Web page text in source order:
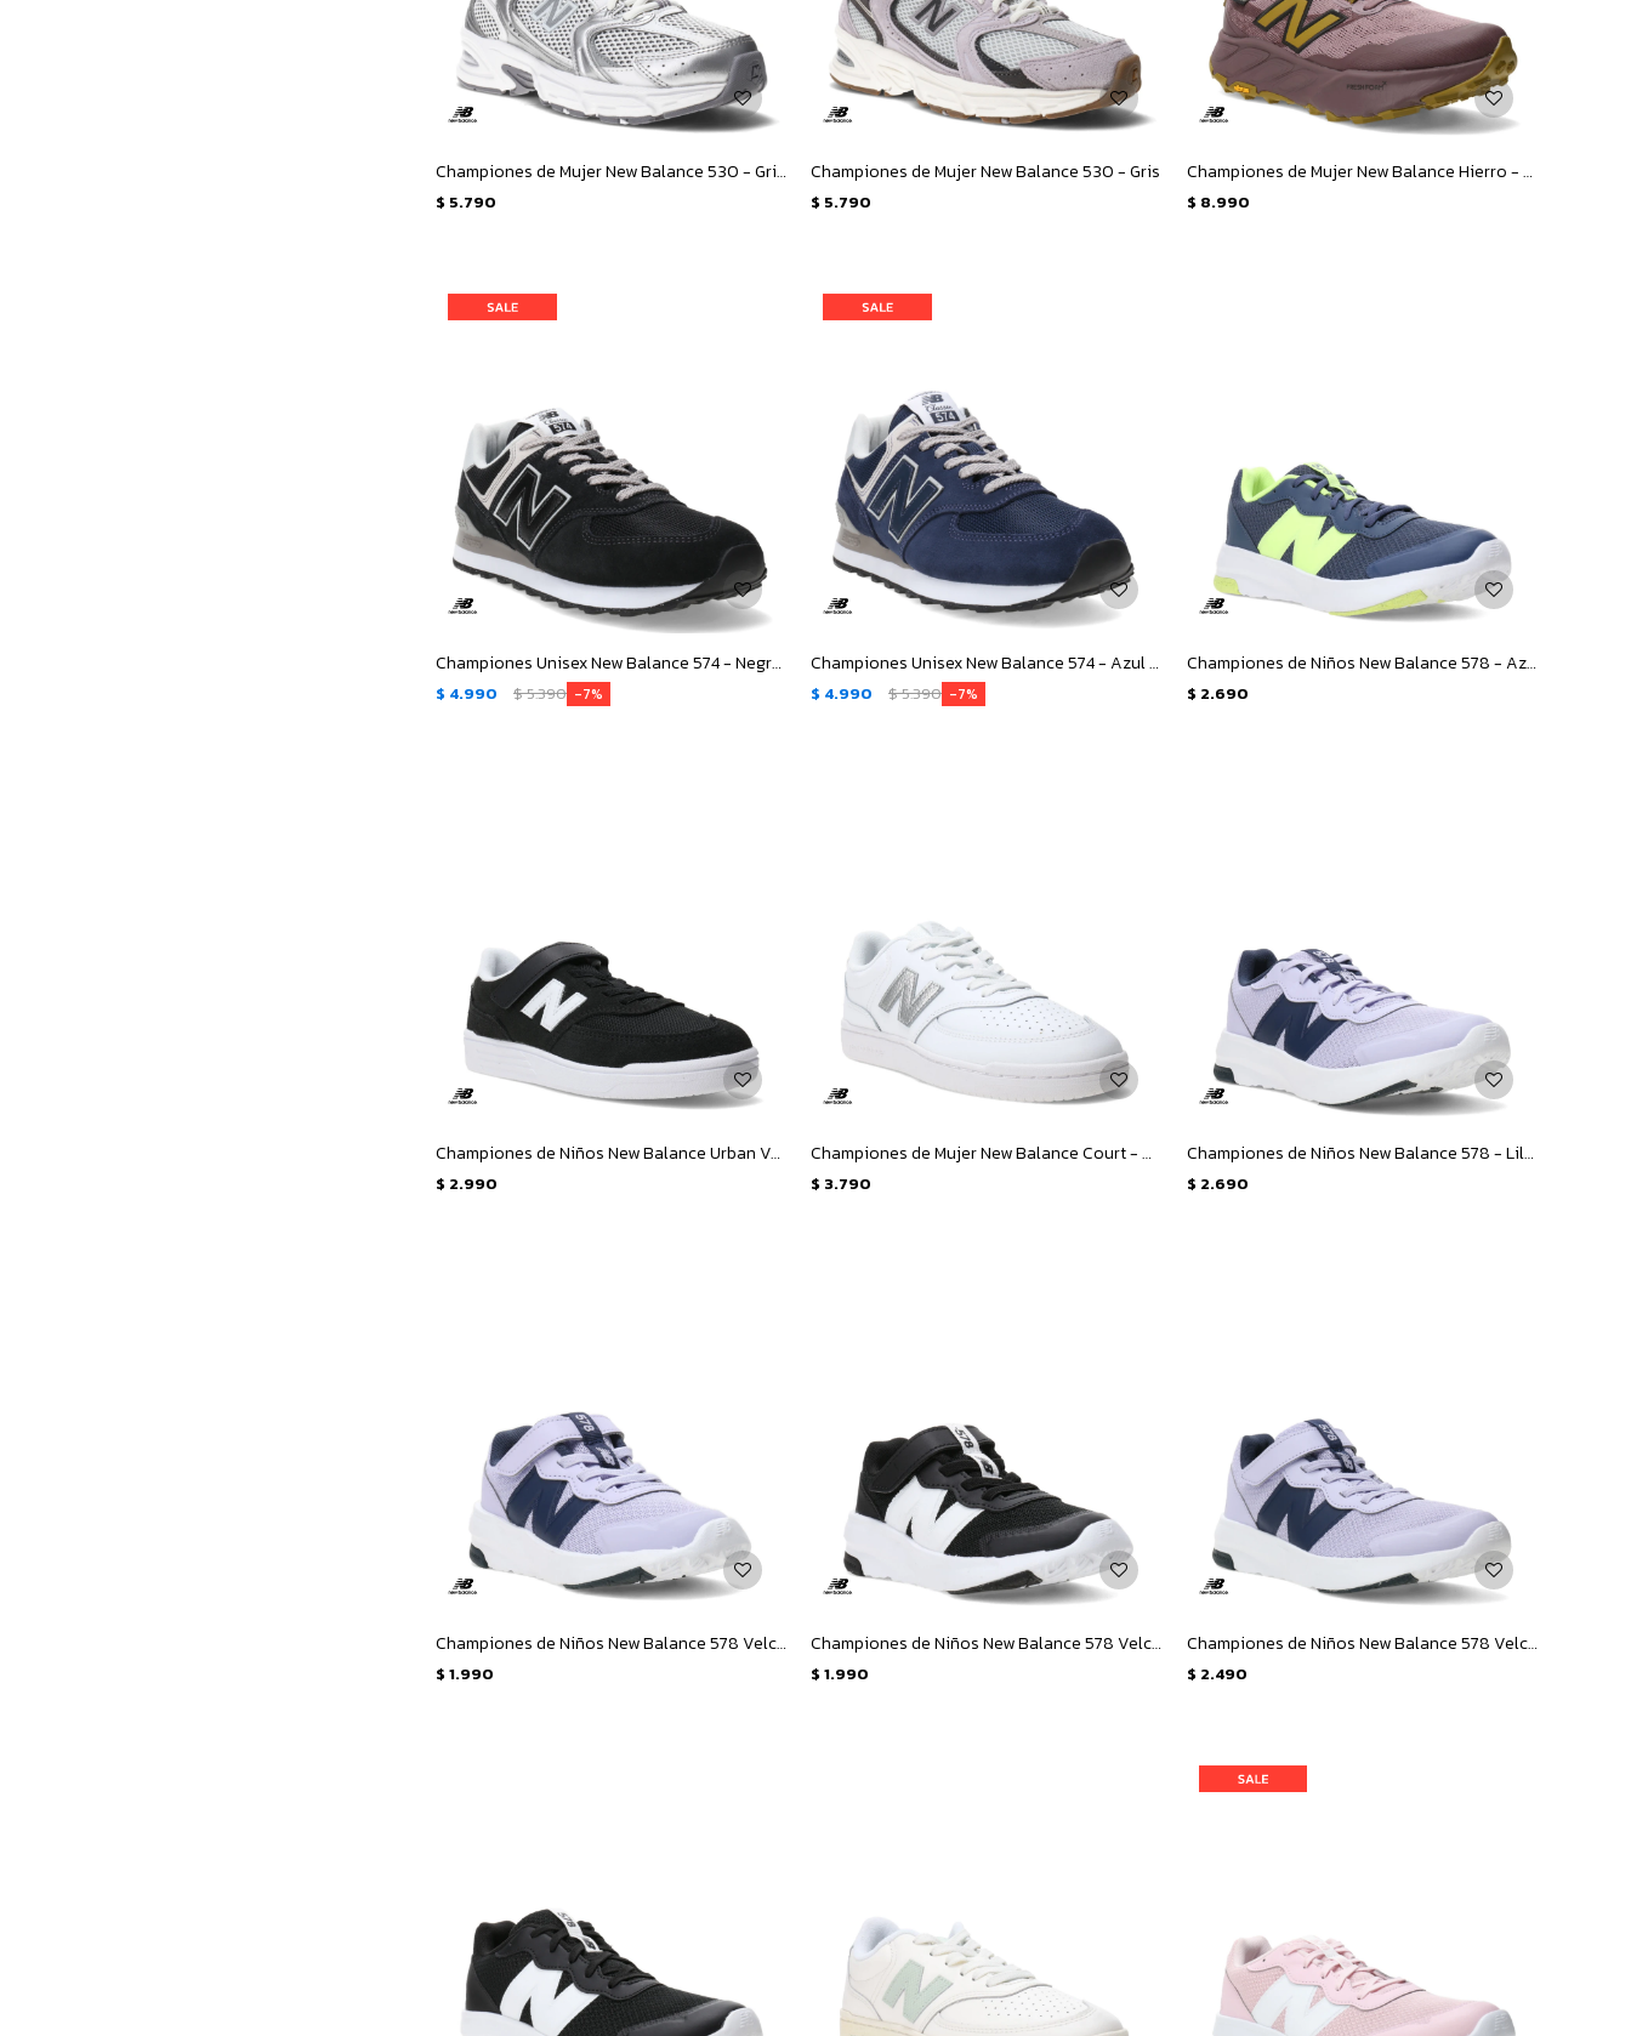
Championes de Mujer New Balance 530 - Gris Metalizado
$ 5.790
Championes de Mujer New Balance 530 - Gris
$ 5.790
Championes de Mujer New Balance Hierro - Rosado - Amarillo Mostaza
$ 8.990
Championes Unisex New Balance 574 - Negro - Gris
$ 4.990 $5.390 7
Championes Unisex New Balance 574 - Azul Marino - Gris
$ 4.990 $5.390 7
Championes de Niños New Balance 578 - Azul - Amarillo Fluo
$ 2.690
Championes de Niños New Balance Urban Velcro - Negro - Blanco
$ 2.990
Championes de Mujer New Balance Court - Blanco - Plata
$ 3.790
Championes de Niños New Balance 578 - Lila - Azul Marino
$ 2.690
Championes de Niños New Balance 578 Velcro Infantil - Lila - Azul Marino
$ 1.990
Championes de Niños New Balance 578 Velcro Infantil - Negro - Blanco
$ 1.990
Championes de Niños New Balance 578 Velcro - Lila - Azul Marino
$ 2.490